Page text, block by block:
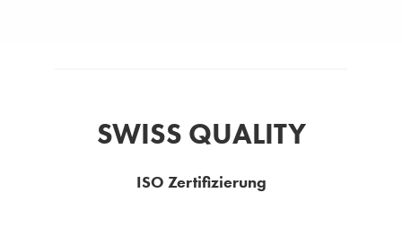
SWISS QUALITY
ISO Zertifizierung